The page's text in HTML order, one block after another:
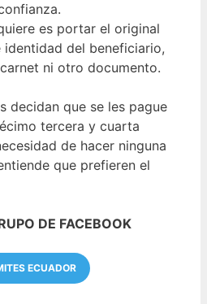
es portar el original
identidad del beneficiario,
ni otro documento.
decidan que se les pague
tercera y cuarta
de hacer ninguna
que prefieren el
DE FACEBOOK
ECUADOR